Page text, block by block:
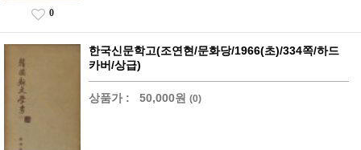
0
한국신문학고(조연현/문화당/1966(초)/334쪽/하드
카버/상급)
상품가 : 50,000원 (0)